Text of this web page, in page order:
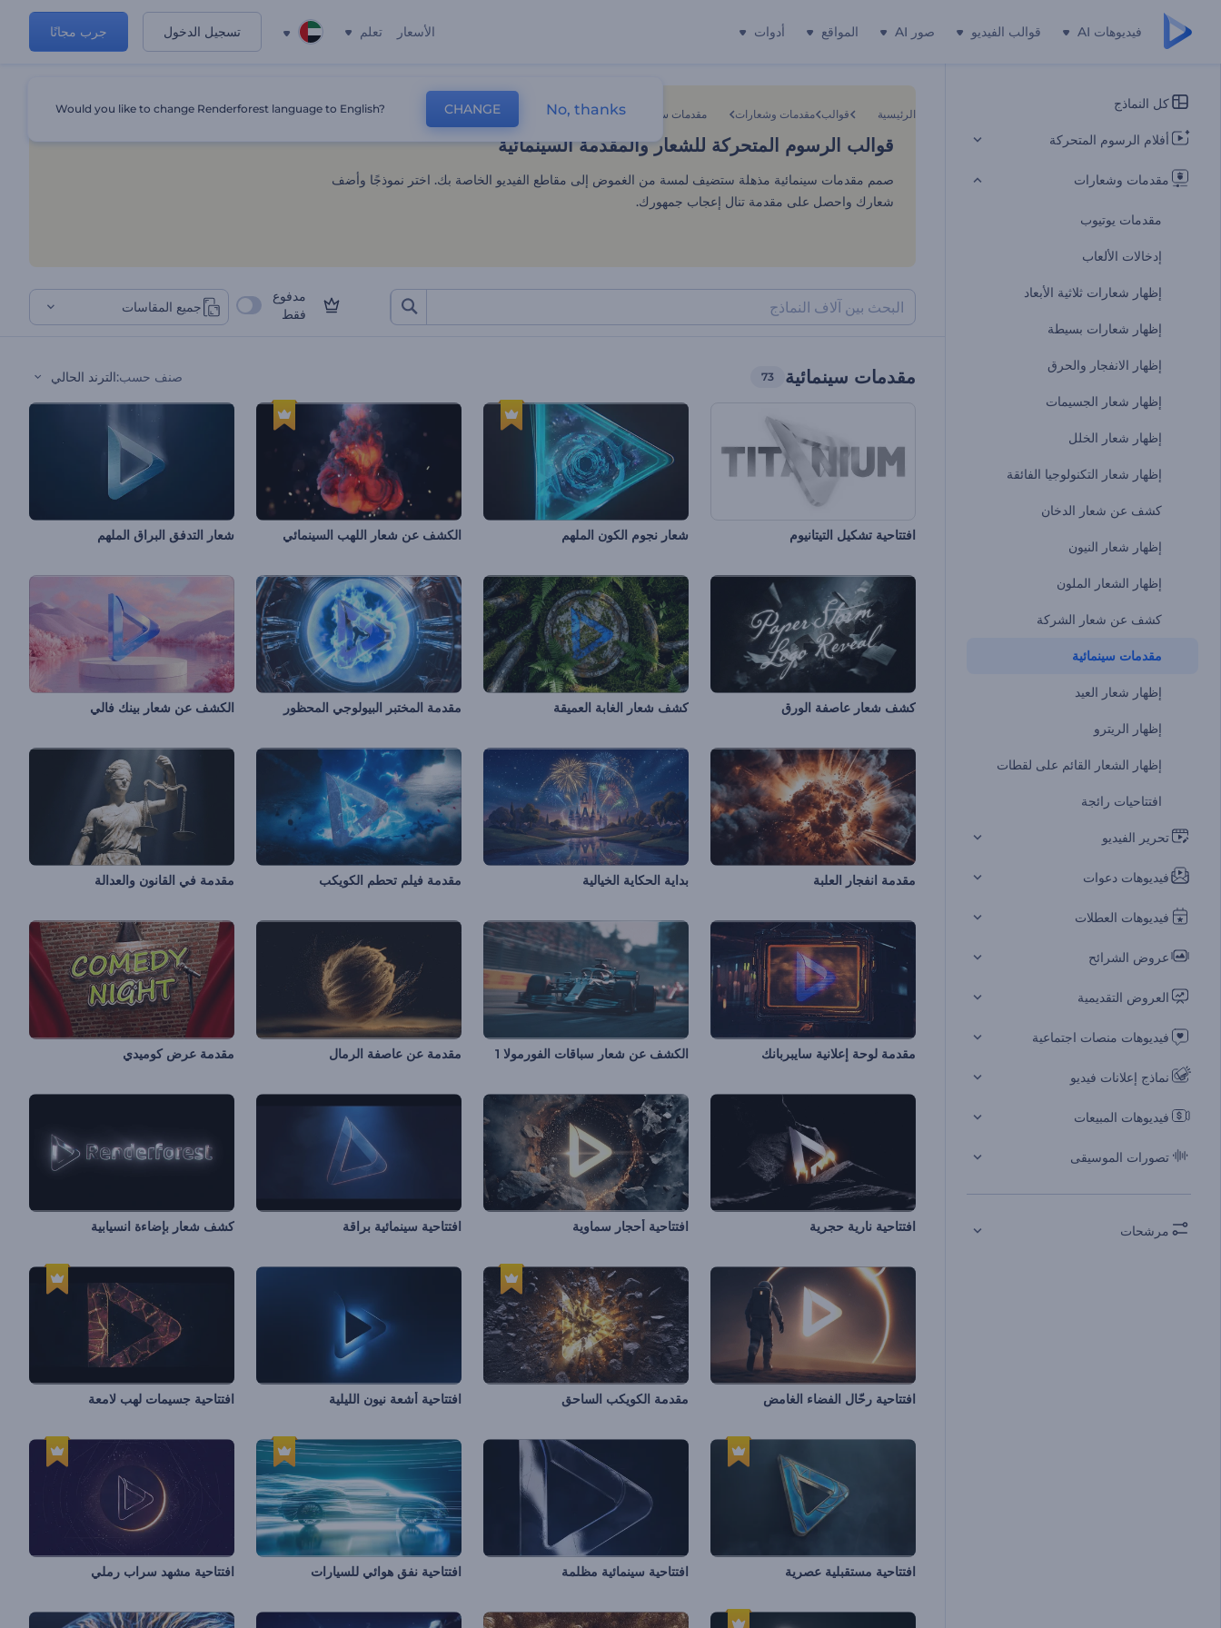
فيديوهات AI قوالب الفيديو صور AI المواقع أدوات الأسعار تعلم تسجيل الدخول جرب مجانًا
كل النماذج
أفلام الرسوم المتحركة
مقدمات وشعارات
مقدمات يوتيوب
إدخالات الألعاب
إظهار شعارات ثلاثية الأبعاد
إظهار شعارات بسيطة
إظهار الانفجار والحرق
إظهار شعار الجسيمات
إظهار شعار الخلل
إظهار شعار التكنولوجيا الفائقة
كشف عن شعار الدخان
إظهار شعار النيون
إظهار الشعار الملون
كشف عن شعار الشركة
مقدمات سينمائية
إظهار شعار العيد
إظهار الريترو
إظهار الشعار القائم على لقطات
افتتاحيات رائجة
تحرير الفيديو
فيديوهات دعوات
فيديوهات العطلات
عروض الشرائح
العروض التقديمية
فيديوهات منصات اجتماعية
نماذج إعلانات فيديو
فيديوهات المبيعات
تصورات الموسيقى
مرشحات
قوالب الرسوم المتحركة للشعار والمقدمة السينمائية
الرئيسية قوالب مقدمات وشعارات مقدمات سينمائية
قوالب الرسوم المتحركة للشعار والمقدمة السينمائية
صمم مقدمات سينمائية مذهلة ستضيف لمسة من الغموض إلى مقاطع الفيديو الخاصة بك. اختر نموذجًا وأضف
شعارك واحصل على مقدمة تنال إعجاب جمهورك.
مدفوع
فقط
جميع المقاسات
مقدمات سينمائية 73 صنف حسب:الترند الحالي
افتتاحية تشكيل التيتانيوم شعار نجوم الكون الملهم الكشف عن شعار اللهب السينمائي شعار التدفق البراق الملهم
كشف شعار عاصفة الورق كشف شعار الغابة العميقة مقدمة المختبر البيولوجي المحظور الكشف عن شعار بينك فالي
مقدمة انفجار العلبة بداية الحكاية الخيالية مقدمة فيلم تحطم الكويكب مقدمة في القانون والعدالة
مقدمة لوحة إعلانية سايبربانك الكشف عن شعار سباقات الفورمولا 1 مقدمة عن عاصفة الرمال مقدمة عرض كوميدي
افتتاحية نارية حجرية افتتاحية أحجار سماوية افتتاحية سينمائية براقة كشف شعار بإضاءة انسيابية
افتتاحية رحّال الفضاء الغامض مقدمة الكويكب الساحق افتتاحية أشعة نيون الليلية افتتاحية جسيمات لهب لامعة
افتتاحية مستقبلية عصرية افتتاحية سينمائية مظلمة افتتاحية نفق هوائي للسيارات افتتاحية مشهد سراب رملي
Would you like to change Renderforest language to English? CHANGE No, thanks